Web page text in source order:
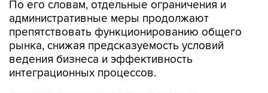
препятствовать функционированию общего
рынка, снижая предсказуемость условий
ведения бизнеса и эффективность
интеграционных процессов.
"Армения неизменно обеспечивает